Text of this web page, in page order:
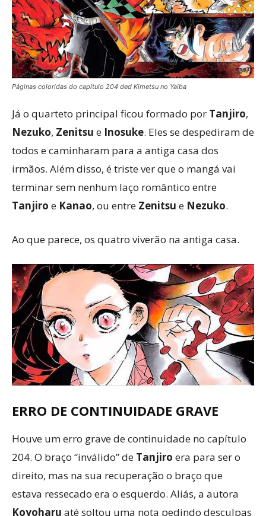
Páginas coloridas do capítulo 204 ded Kimetsu no Yaiba
Já o quarteto principal ficou formado por Tanjiro,
Nezuko, Zenitsu e Inosuke. Eles se despediram de
todos e caminharam para a antiga casa dos
irmãos. Além disso, é triste ver que o mangá vai
terminar sem nenhum laço romântico entre
Tanjiro e Kanao, ou entre Zenitsu e Nezuko.
Ao que parece, os quatro viverão na antiga casa.
ERRO DE CONTINUIDADE GRAVE
Houve um erro grave de continuidade no capítulo
204. O braço “inválido” de Tanjiro era para ser o
direito, mas na sua recuperação o braço que
estava ressecado era o esquerdo. Aliás, a autora
Koyoharu até soltou uma nota pedindo desculpas